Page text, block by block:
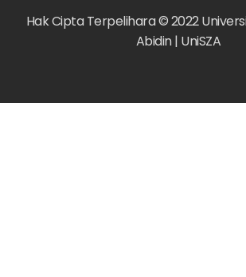
Hak Cipta Terpelihara © 2022
Abidin | UniSZA